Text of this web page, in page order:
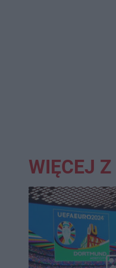
WIĘCEJ